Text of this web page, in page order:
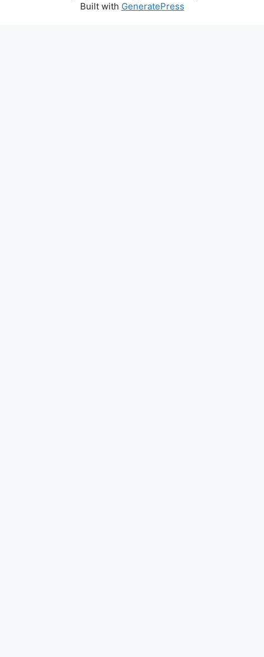
Built with GeneratePress